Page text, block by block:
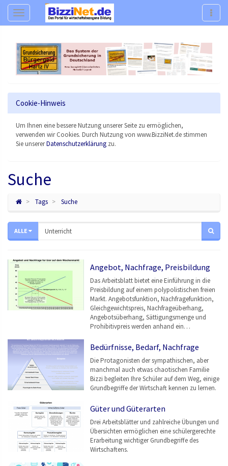
Navigation
Cookie-Hinweis
Um Ihnen eine bessere Nutzung unserer Seite zu ermöglichen,
verwenden wir Cookies. Durch Nutzung von www.BizziNet.de stimmen
Sie unsererDatenschutzerklärung zu.
Suche
Tags Suche
ALLE
Angebot, Nachfrage, Preisbildung
Das Arbeitsblatt bietet eine Einführung in die
Preisbildung auf einem polypolistischen freien
Markt. Angebotsfunktion, Nachfragefunktion,
Gleichgewichtspreis, Nachfrageüberhang,
Angebotsüberhang, Sättigungsmenge und
Prohibitivpreis werden anhand ein…
Bedürfnisse, Bedarf, Nachfrage
Die Protagonisten der sympathischen, aber
manchmal auch etwas chaotischen Familie
Bizzi begleiten Ihre Schüler auf dem Weg, einige
Grundbegriffe der Wirtschaft kennen zu lernen.
Güter und Güterarten
Drei Arbeitsblätter und zahlreiche Übungen und
Übersichten ermöglichen eine schülergerechte
Erarbeitung wichtiger Grundbegriffe des
Wirtschaftens.